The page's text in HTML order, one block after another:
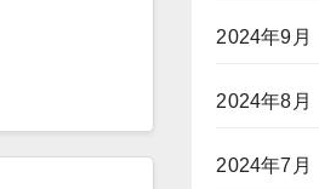
2024年9月
2024年8月
2024年7月